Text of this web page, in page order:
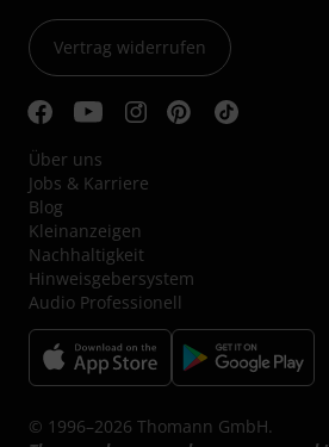
Vertrag widerrufen
Über uns
Jobs & Karriere
Blog
Kleinanzeigen
Nachhaltigkeit
Hinweisgebersystem
Audio Professionell
© 1996–2026 Thomann GmbH.